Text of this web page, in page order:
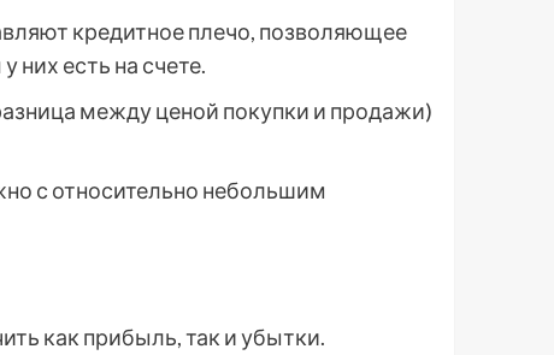
кредитное плечо, позволяющее
есть на счете.
между ценой покупки и продажи)
с относительно небольшим
как прибыль, так и убытки.